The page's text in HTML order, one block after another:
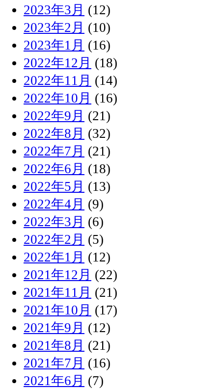
2023年3月 (12)
2023年2月 (10)
2023年1月 (16)
2022年12月 (18)
2022年11月 (14)
2022年10月 (16)
2022年9月 (21)
2022年8月 (32)
2022年7月 (21)
2022年6月 (18)
2022年5月 (13)
2022年4月 (9)
2022年3月 (6)
2022年2月 (5)
2022年1月 (12)
2021年12月 (22)
2021年11月 (21)
2021年10月 (17)
2021年9月 (12)
2021年8月 (21)
2021年7月 (16)
2021年6月 (7)